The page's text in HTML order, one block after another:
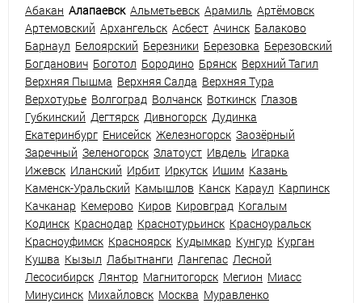
Абакан Алапаевск Альметьевск Арамиль Артёмовск
Артемовский Архангельск Асбест Ачинск Балаково
Барнаул Белоярский Березники Березовка Березовский
Богданович Боготол Бородино Брянск Верхний Тагил
Верхняя Пышма Верхняя Салда Верхняя Тура
Верхотурье Волгоград Волчанск Воткинск Глазов
Губкинский Дегтярск Дивногорск Дудинка
Екатеринбург Енисейск Железногорск Заозёрный
Заречный Зеленогорск Златоуст Ивдель Игарка
Ижевск Иланский Ирбит Иркутск Ишим Казань
Каменск-Уральский Камышлов Канск Караул Карпинск
Качканар Кемерово Киров Кировград Когалым
Кодинск Краснодар Краснотурьинск Красноуральск
Красноуфимск Красноярск Кудымкар Кунгур Курган
Кушва Кызыл Лабытнанги Лангепас Лесной
Лесосибирск Лянтор Магнитогорск Мегион Миасс
Минусинск Михайловск Москва Муравленко